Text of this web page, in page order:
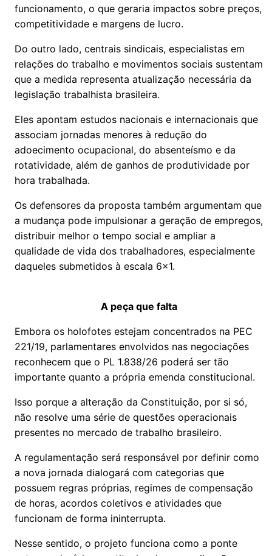
funcionamento, o que geraria impactos sobre preços,
competitividade e margens de lucro.
Do outro lado, centrais sindicais, especialistas em
relações do trabalho e movimentos sociais sustentam
que a medida representa atualização necessária da
legislação trabalhista brasileira.
Eles apontam estudos nacionais e internacionais que
associam jornadas menores à redução do
adoecimento ocupacional, do absenteísmo e da
rotatividade, além de ganhos de produtividade por
hora trabalhada.
Os defensores da proposta também argumentam que
a mudança pode impulsionar a geração de empregos,
distribuir melhor o tempo social e ampliar a
qualidade de vida dos trabalhadores, especialmente
daqueles submetidos à escala 6x1.
A peça que falta
Embora os holofotes estejam concentrados na PEC
221/19, parlamentares envolvidos nas negociações
reconhecem que o PL 1.838/26 poderá ser tão
importante quanto a própria emenda constitucional.
Isso porque a alteração da Constituição, por si só,
não resolve uma série de questões operacionais
presentes no mercado de trabalho brasileiro.
A regulamentação será responsável por definir como
a nova jornada dialogará com categorias que
possuem regras próprias, regimes de compensação
de horas, acordos coletivos e atividades que
funcionam de forma ininterrupta.
Nesse sentido, o projeto funciona como a ponte